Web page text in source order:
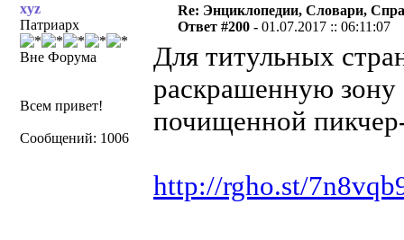
xyz
Патриарх
Вне Форума
Всем привет!
Сообщений: 1006
Re: Энциклопедии, Словари,
Ответ #200 -01.07.2017 :: 06:11:07
Для титульных
раскрашенную зону
почищенной
http://rgho.st/